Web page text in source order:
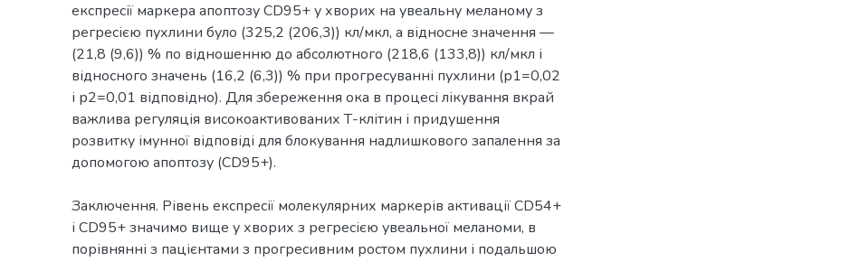
експресії маркера апоптозу СD95+ у хворих на увеальну меланому з
регресією пухлини було (325,2 (206,3)) кл/мкл, а відносне значення —
(21,8 (9,6)) % по відношенню до абсолютного (218,6 (133,8)) кл/мкл і
відносного значень (16,2 (6,3)) % при прогресуванні пухлини (р1=0,02
і р2=0,01 відповідно). Для збереження ока в процесі лікування вкрай
важлива регуляція високоактивованих Т-клітин і придушення
розвитку імунної відповіді для блокування надлишкового запалення за
допомогою апоптозу (СD95+).
Заключення. Рівень експресії молекулярних маркерів активації СD54+
і СD95+ значимо вище у хворих з регресією увеальної меланоми, в
порівнянні з пацієнтами з прогресивним ростом пухлини і подальшою